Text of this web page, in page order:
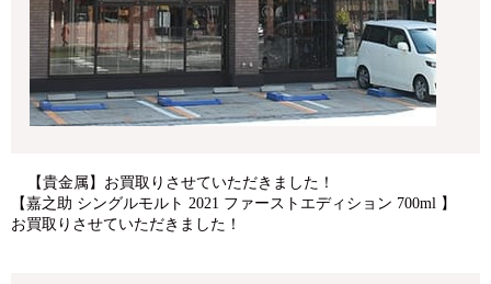
【貴金属】お買取りさせていただきました！
【嘉之助 シングルモルト 2021 ファーストエディション 700ml 】
お買取りさせていただきました！